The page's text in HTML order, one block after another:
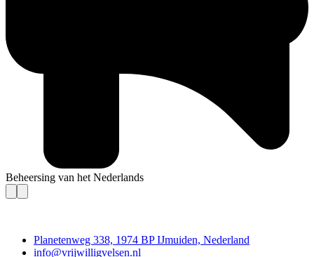
Beheersing van het Nederlands
Planetenweg 338, 1974 BP IJmuiden, Nederland
info@vrijwilligvelsen.nl